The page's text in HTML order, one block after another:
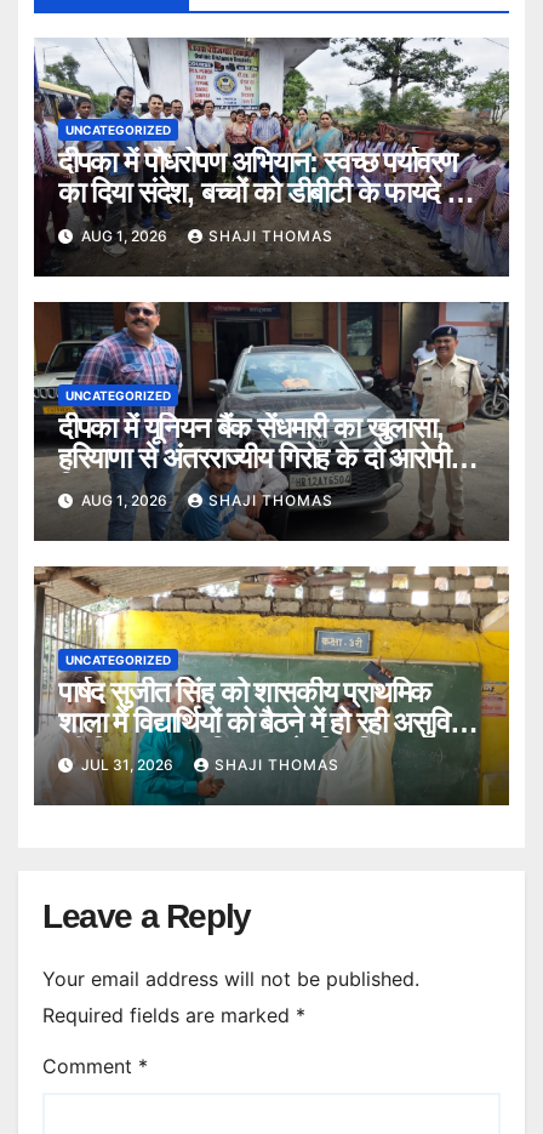
UNCATEGORIZED
दीपका में पौधरोपण अभियान: स्वच्छ पर्यावरण
का दिया संदेश, बच्चों को डीबीटी के फायदे भी
बताए।
AUG 1, 2026 SHAJI THOMAS
UNCATEGORIZED
दीपका में यूनियन बैंक सेंधमारी का खुलासा,
हरियाणा से अंतरराज्यीय गिरोह के दो आरोपी
गिरफ्तार।
AUG 1, 2026 SHAJI THOMAS
UNCATEGORIZED
पार्षद सुजीत सिंह को शासकीय प्राथमिक
शाला में विद्यार्थियों को बैठने में हो रही असुविधा
की शिकायत पर विद्यालय के स्थिति का
निरीक्षण किया।
JUL 31, 2026 SHAJI THOMAS
Leave a Reply
Your email address will not be published.
Required fields are marked *
Comment *